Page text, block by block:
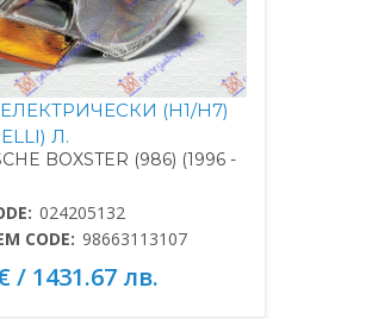
(H1/H7)
Л.
BOXSTER (986) (1996 -
024205132
CODE: 98663113107
/ 1431.67 лв.